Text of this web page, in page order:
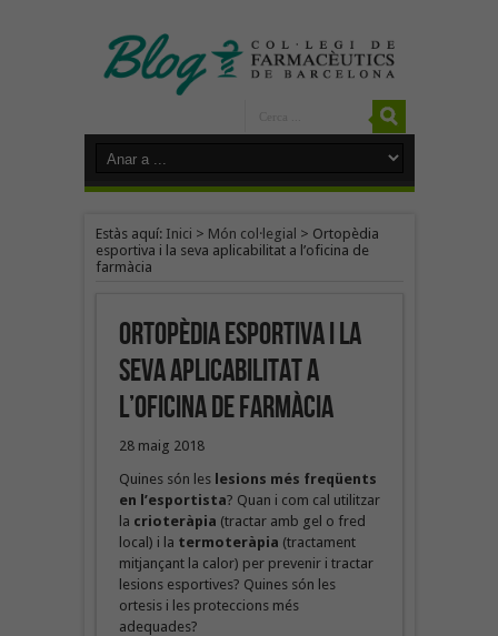
Estàs aquí: Inici > Món col·legial > Ortopèdia
esportiva i la seva aplicabilitat a l’oficina de
farmàcia
Ortopèdia esportiva i la
seva aplicabilitat a
l’oficina de farmàcia
28 maig 2018
Quines són les lesions més freqüents
en l’esportista? Quan i com cal utilitzar
la crioteràpia (tractar amb gel o fred
local) i la termoteràpia (tractament
mitjançant la calor) per prevenir i tractar
lesions esportives? Quines són les
ortesis i les proteccions més
adequades?